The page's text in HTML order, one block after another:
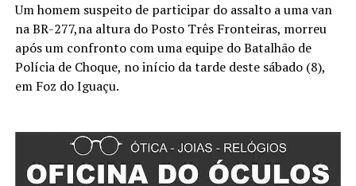
Um homem suspeito de participar do assalto a uma van
na BR-277,na altura do Posto Três Fronteiras, morreu
após um confronto com uma equipe do Batalhão de
Polícia de Choque, no início da tarde deste sábado (8),
em Foz do Iguaçu.